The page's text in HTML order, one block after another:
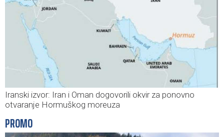
Iranski izvor: Iran i Oman dogovorili okvir za ponovno
otvaranje Hormuškog moreuza
PROMO